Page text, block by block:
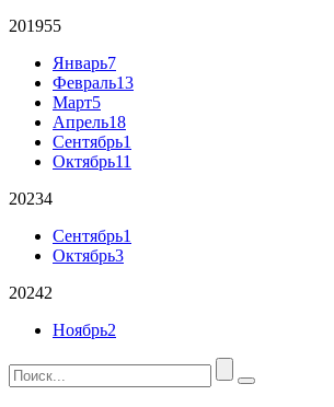
201955
Январь7
Февраль13
Март5
Апрель18
Сентябрь1
Октябрь11
20234
Сентябрь1
Октябрь3
20242
Ноябрь2